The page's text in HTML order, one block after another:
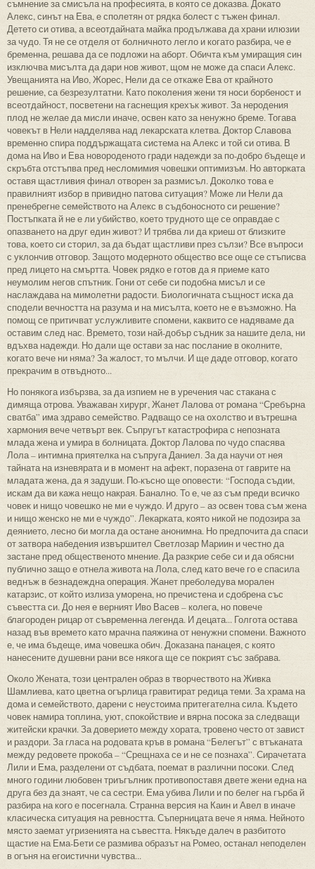
съмнение за смисъла на професията, в която се доказва. Докато
Алекс, синът на Ева, е сполетян от рядка болест с тъжен финал.
Детето си отива, а всеотдайната майка продължава да храни илюзии
за чудо. Тя не се отделя от болничното легло и когато разбира, че е
бременна, решава да се подложи на аборт. Обичта към умиращия син
изключва мисълта да дари нов живот, щом не може да спаси Алекс.
Увещанията на Иво, Жорес, Нели да се откаже Ева от крайното
решение, са безрезултатни. Като поколения жени тя носи борбеност и
всеотдайност, посветени на гаснещия крехък живот. За неродения
плод не желае да мисли иначе, освен като за ненужно бреме. Тогава
човекът в Нели надделява над лекарската клетва. Доктор Славова
временно спира поддържащата система на Алекс и той си отива. В
дома на Иво и Ева новороденото гради надежди за по-добро бъдеще и
скръбта отстъпва пред несломимия човешки оптимизъм. Но авторката
оставя щастливия финал отворен за размисъл. Доколко това е
правилният избор в привидно патова ситуация? Може ли Нели да
пренебрегне семейството на Алекс в съдбоносното си решение?
Постъпката й не е ли убийство, което трудното ще се оправдае с
опазването на друг един живот? И трябва ли да криеш от близките
това, което си сторил, за да бъдат щастливи през сълзи? Все въпроси
с уклончив отговор. Защото модерното общество все още се стъписва
пред лицето на смъртта. Човек рядко е готов да я приеме като
неумолим негов спътник. Гони от себе си подобна мисъл и се
наслаждава на мимолетни радости. Биологичната същност иска да
сподели вечността на разума и на мисълта, което не е възможно. На
помощ се притичват услужливите спомени, каквито се надяваме да
оставим след нас. Времето, този най-добър съдник за нашите дела, ни
вдъхва надежди. Но дали ще остави за нас послание в околните,
когато вече ни няма? За жалост, то мълчи. И ще даде отговор, когато
прекрачим в отвъдното...
Но понякога избързва, за да изпием не в уречения час стакана с
димяща отрова. Уважаван хирург, Жанет Лалова от романа “Сребърна
сватба” има здраво семейство. Радващо се на охолство и вътрешна
хармония вече четвърт век. Съпругът катастрофира с непозната
млада жена и умира в болницата. Доктор Лалова по чудо спасява
Лола – интимна приятелка на съпруга Даниел. За да научи от нея
тайната на изневярата и в момент на афект, поразена от гаврите на
младата жена, да я задуши. По-късно ще оповести: “Господа съдии,
искам да ви кажа нещо накрая. Банално. То е, че аз съм преди всичко
човек и нищо човешко не ми е чуждо. И друго – аз освен това съм жена
и нищо женско не ми е чуждо”. Лекарката, която никой не подозира за
деянието, лесно би могла да остане анонимна. Но предпочита да спаси
от затвора набедения извършител Светлозар Мариин и честно да
застане пред общественото мнение. Да разкрие себе си и да обясни
публично защо е отнела живота на Лола, след като вече го е спасила
веднъж в безнадеждна операция. Жанет преболедува морален
катарзис, от който излиза уморена, но пречистена и сдобрена със
съвестта си. До нея е верният Иво Васев – колега, но повече
благороден рицар от съвременна легенда. И децата... Голгота остава
назад във времето като мрачна паяжина от ненужни спомени. Важното
е, че има бъдеще, има човешка обич. Доказана панацея, с която
нанесените душевни рани все някога ще се покрият със забрава.
Около Жената, този централен образ в творчеството на Живка
Шамлиева, като цветна огърлица гравитират редица теми. За храма на
дома и семейството, дарени с неустоима притегателна сила. Където
човек намира топлина, уют, спокойствие и вярна посока за следващи
житейски крачки. За доверието между хората, тровено често от завист
и раздори. За гласа на родовата кръв в романа “Белегът” с втъканата
между редовете прокоба – “Срещнаха се и не се познаха”. Сирачетата
Лили и Ема, разделени от съдбата, поемат в различни посоки. След
много години любовен триъгълник противопоставя двете жени една на
друга без да знаят, че са сестри. Ема убива Лили и по белег на гърба й
разбира на кого е посегнала. Странна версия на Каин и Авел в иначе
класическа ситуация на ревността. Съперницата вече я няма. Нейното
място заемат угризенията на съвестта. Някъде далеч в разбитото
щастие на Ема-Бети се размива образът на Ромео, останал неподелен
в огъня на егоистични чувства...